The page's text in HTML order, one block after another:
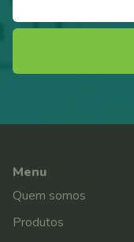
Menu
Quem somos
Produtos